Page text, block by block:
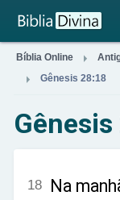
Bíblia Online 
 Gênesis 28:18
18 Na